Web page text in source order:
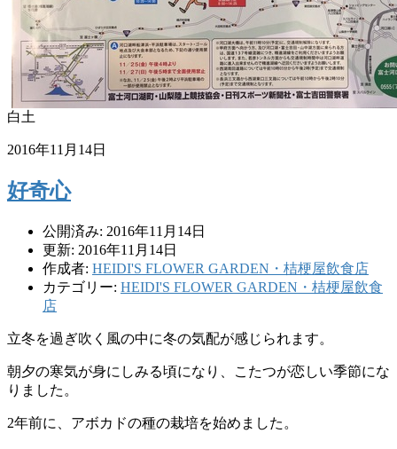
白土
2016年11月14日
好奇心
公開済み: 2016年11月14日
更新: 2016年11月14日
作成者: HEIDI'S FLOWER GARDEN・桔梗屋飲食店
カテゴリー: HEIDI'S FLOWER GARDEN・桔梗屋飲食
店
立冬を過ぎ吹く風の中に冬の気配が感じられます。
朝夕の寒気が身にしみる頃になり、こたつが恋しい季節にな
りました。
2年前に、アボカドの種の栽培を始めました。